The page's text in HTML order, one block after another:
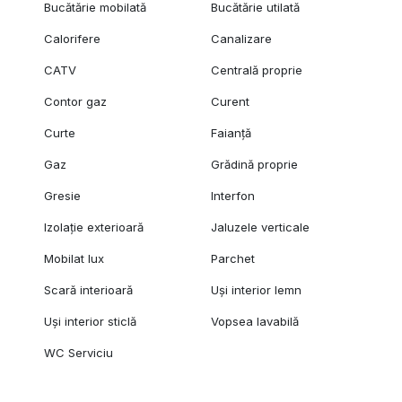
Podele: Parchet, Gresie
Pereti: Faianta, Vopsea lavabila Tapet
Bucătărie mobilată Bucătărie utilată
Calorifere Canalizare
CATV Centrală proprie
Contor gaz Curent
Curte Faianță
Gaz Grădină proprie
Gresie Interfon
Izolație exterioară Jaluzele verticale
Mobilat lux Parchet
Scară interioară Uși interior lemn
Uși interior sticlă Vopsea lavabilă
WC Serviciu